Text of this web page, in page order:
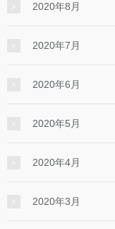
2020年8月
2020年7月
2020年6月
2020年5月
2020年4月
2020年3月